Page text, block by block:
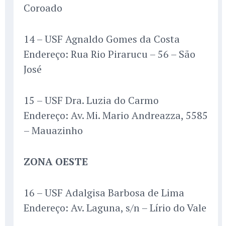
Coroado
14 – USF Agnaldo Gomes da Costa
Endereço: Rua Rio Pirarucu – 56 – São
José
15 – USF Dra. Luzia do Carmo
Endereço: Av. Mi. Mario Andreazza, 5585
– Mauazinho
ZONA OESTE
16 – USF Adalgisa Barbosa de Lima
Endereço: Av. Laguna, s/n – Lírio do Vale